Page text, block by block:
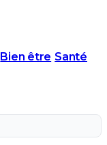
Bien être Santé